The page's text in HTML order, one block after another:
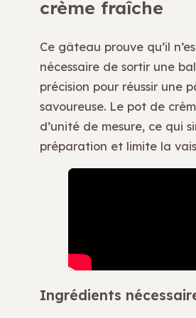
crème fraîche
Ce gâteau prouve qu’il
nécessaire de sortir une
précision pour réussir une
savoureuse. Le pot de
d’unité de mesure, ce qui
préparation et limite la
Ingrédients